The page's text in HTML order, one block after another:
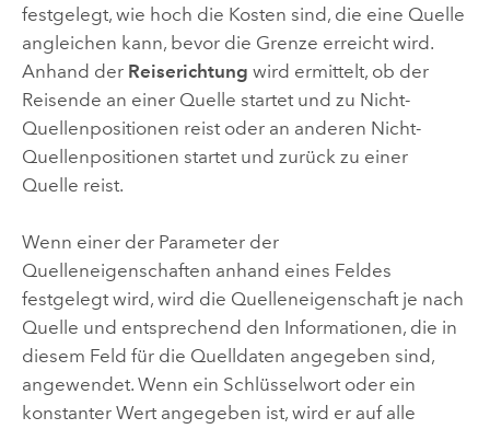
festgelegt, wie hoch die Kosten sind, die eine Quelle
angleichen kann, bevor die Grenze erreicht wird.
Anhand der Reiserichtung wird ermittelt, ob der
Reisende an einer Quelle startet und zu Nicht-
Quellenpositionen reist oder an anderen Nicht-
Quellenpositionen startet und zurück zu einer
Quelle reist.
Wenn einer der Parameter der
Quelleneigenschaften anhand eines Feldes
festgelegt wird, wird die Quelleneigenschaft je nach
Quelle und entsprechend den Informationen, die in
diesem Feld für die Quelldaten angegeben sind,
angewendet. Wenn ein Schlüsselwort oder ein
konstanter Wert angegeben ist, wird er auf alle